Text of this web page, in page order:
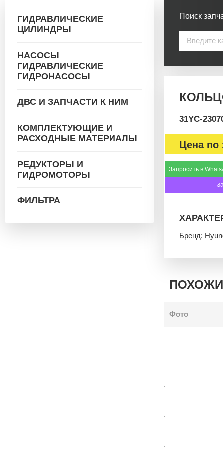
ГИДРАВЛИЧЕСКИЕ
ЦИЛИНДРЫ
НАСОСЫ
ГИДРАВЛИЧЕСКИЕ
ГИДРОНАСОСЫ
ДВС И ЗАПЧАСТИ К НИМ
КОМПЛЕКТУЮЩИЕ И
РАСХОДНЫЕ МАТЕРИАЛЫ
РЕДУКТОРЫ И
ГИДРОМОТОРЫ
ФИЛЬТРА
Поиск
31YC-
Цена по
Запросить в
Бренд:
Фото